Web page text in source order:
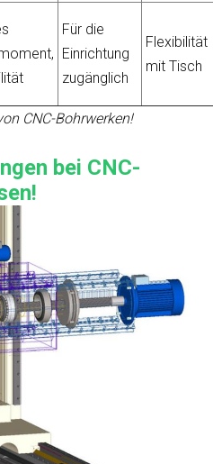
Für die
Einrichtung
zugänglich
Flexibilität
mit Tisch
CNC-Bohrwerken!
bei CNC-